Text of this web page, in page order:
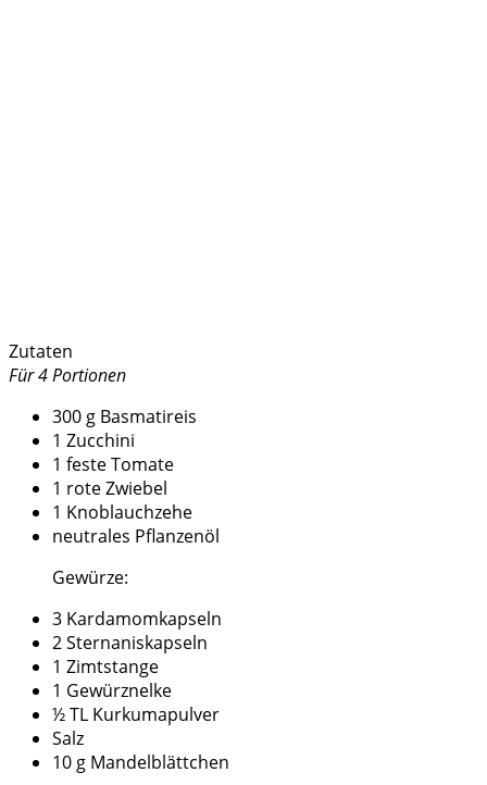
Zutaten
Für 4 Portionen
300 g Basmatireis
1 Zucchini
1 feste Tomate
1 rote Zwiebel
1 Knoblauchzehe
neutrales Pflanzenöl
Gewürze:
3 Kardamomkapseln
2 Sternaniskapseln
1 Zimtstange
1 Gewürznelke
½ TL Kurkumapulver
Salz
10 g Mandelblättchen